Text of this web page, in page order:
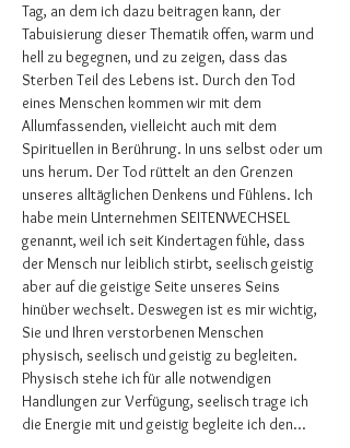
Tag, an dem ich dazu beitragen kann, der
Tabuisierung dieser Thematik offen, warm und
hell zu begegnen, und zu zeigen, dass das
Sterben Teil des Lebens ist. Durch den Tod
eines Menschen kommen wir mit dem
Allumfassenden, vielleicht auch mit dem
Spirituellen in Berührung. In uns selbst oder um
uns herum. Der Tod rüttelt an den Grenzen
unseres alltäglichen Denkens und Fühlens. Ich
habe mein Unternehmen SEITENWECHSEL
genannt, weil ich seit Kindertagen fühle, dass
der Mensch nur leiblich stirbt, seelisch geistig
aber auf die geistige Seite unseres Seins
hinüber wechselt. Deswegen ist es mir wichtig,
Sie und Ihren verstorbenen Menschen
physisch, seelisch und geistig zu begleiten.
Physisch stehe ich für alle notwendigen
Handlungen zur Verfügung, seelisch trage ich
die Energie mit und geistig begleite ich den…